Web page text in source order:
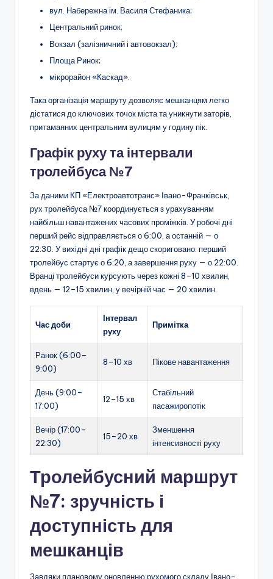
вул. Набережна ім. Василя Стефаника;
Центральний ринок;
Вокзал (залізничний і автовокзал);
Площа Ринок;
мікрорайон «Каскад».
Така організація маршруту дозволяє мешканцям легко
дістатися до ключових точок міста та уникнути заторів,
притаманних центральним вулицям у годину пік.
Графік руху та інтервали
тролейбуса №7
За даними КП «Електроавтотранс» Івано-Франківськ,
рух тролейбуса №7 координується з урахуванням
найбільш навантажених часових проміжків. У робочі дні
перший рейс відправляється о 6:00, а останній — о
22:30. У вихідні дні графік дещо скориговано: перший
тролейбус стартує о 6:20, а завершення руху — о 22:00.
Вранці тролейбуси курсують через кожні 8–10 хвилин,
вдень — 12–15 хвилин, у вечірній час — 20 хвилин.
Час доби
Інтервал
руху
Примітка
Ранок (6:00–
9:00)
8–10 хв Пікове навантаження
День (9:00–
17:00)
12–15 хв
Стабільний
пасажиропотік
Вечір (17:00–
22:30)
15–20 хв
Зменшення
інтенсивності руху
Тролейбусний маршрут
№7: зручність і
доступність для
мешканців
Завдяки плановому оновленню рухомого складу Івано-